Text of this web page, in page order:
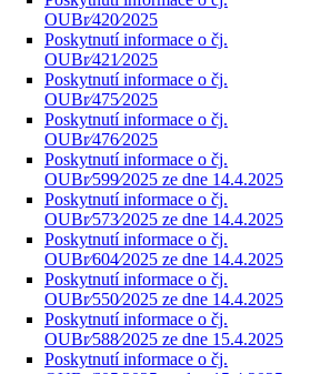
OUBr⁄420⁄2025
Poskytnutí informace o čj.
OUBr⁄421⁄2025
Poskytnutí informace o čj.
OUBr⁄475⁄2025
Poskytnutí informace o čj.
OUBr⁄476⁄2025
Poskytnutí informace o čj.
OUBr⁄599⁄2025 ze dne 14.4.2025
Poskytnutí informace o čj.
OUBr⁄573⁄2025 ze dne 14.4.2025
Poskytnutí informace o čj.
OUBr⁄604⁄2025 ze dne 14.4.2025
Poskytnutí informace o čj.
OUBr⁄550⁄2025 ze dne 14.4.2025
Poskytnutí informace o čj.
OUBr⁄588⁄2025 ze dne 15.4.2025
Poskytnutí informace o čj.